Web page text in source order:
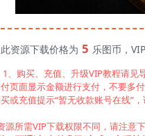
此资源下载价格为 5 乐图币，
1、购买、充值、升级VIP教程请见
页面显示金额进行支付，不要多
或充值提示“暂无收款账号在线”
源所需VIP下载权限不同，请注意